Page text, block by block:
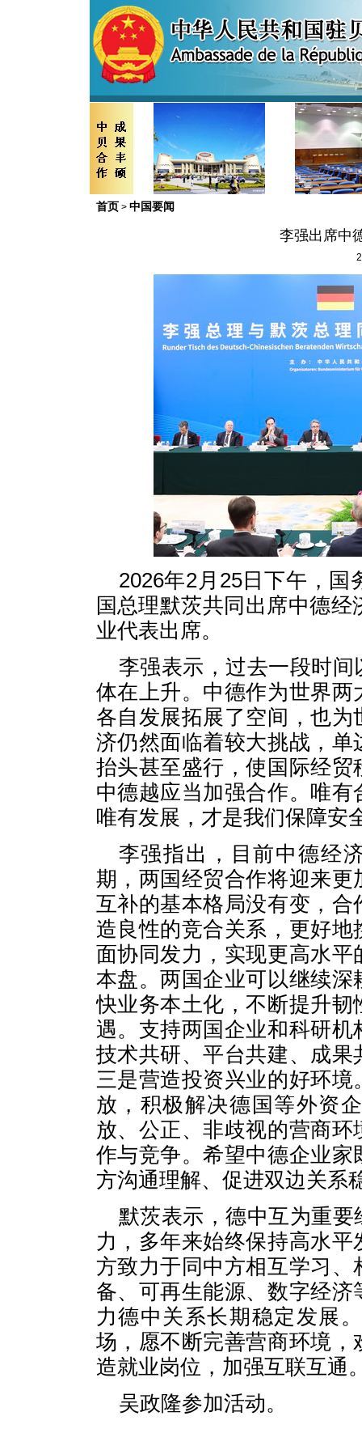
首页 > 中国要闻
李强出席中
2026年2月25日下午，
国总理默茨共同出席中德
业代表出席。
李强表示，过去一段时
体在上升。中德作为世界
各自发展拓展了空间，也
济仍然面临着较大挑战，
抬头甚至盛行，使国际经
中德越应当加强合作。唯
唯有发展，才是我们保障安
李强指出，目前中德经
期，两国经贸合作将迎来
互补的基本格局没有变，
造良性的竞合关系，更好
面协同发力，实现更高水
本盘。两国企业可以继续
快业务本土化，不断提升
遇。支持两国企业和科研
技术共研、平台共建、成
三是营造投资兴业的好环
放，积极解决德国等外资
放、公正、非歧视的营商
作与竞争。希望中德企业
方沟通理解、促进双边关系
默茨表示，德中互为重
力，多年来始终保持高水
方致力于同中方相互学习
备、可再生能源、数字经
力德中关系长期稳定发展
场，愿不断完善营商环境
造就业岗位，加强互联互通
吴政隆参加活动。